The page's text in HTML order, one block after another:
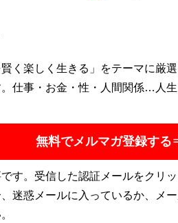
く楽しく生きる」をテーマに厳
仕事・お金・性・人間関係…人
無料でメルマガ登録す
す。受信した認証メールをクリ
迷惑メールに入っているか、メ